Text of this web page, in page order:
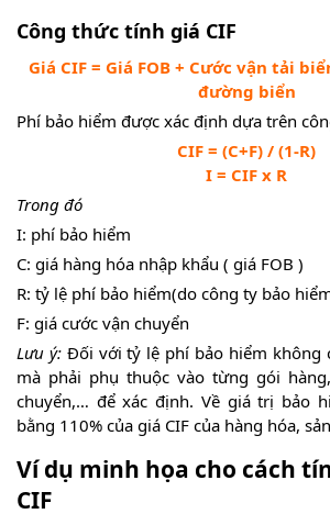
Công thức tính giá CIF
Giá CIF = Giá FOB + Cước vận tải
đường biển
Phí bảo hiểm được xác định dựa trên
CIF = (C+F) / (1-R)
I = CIF x R
Trong đó
I: phí bảo hiểm
C: giá hàng hóa nhập khẩu ( giá FOB )
R: tỷ lệ phí bảo hiểm(do công ty bảo
F: giá cước vận chuyển
Lưu ý:Đối với tỷ lệ phí bảo hiểm không
mà phải phụ thuộc vào từng gói
chuyển,… để xác định. Về giá trị bảo
bằng 110% của giá CIF của hàng hóa,
Ví dụ minh họa cho cách
CIF